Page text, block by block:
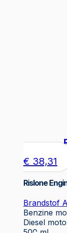
€ 38,31
Rislone
Brandstof
Benzine
Diesel